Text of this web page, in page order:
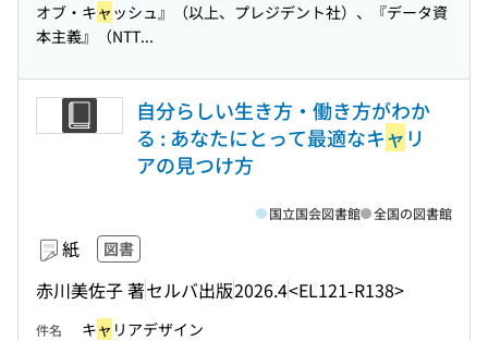
オブ・キャ ッシュ』（以上、プレジデント社）、『データ資
本主義』（NTT...
自分らしい生き方・働き方がわか
る : あなたにとって最適なキャリ
アの見つけ方
紙 図書
赤川美佐子 著セルバ出版2026.4<EL121-R138>
国立国会図書館 全国の図書館
件名 キャ リアデザイン